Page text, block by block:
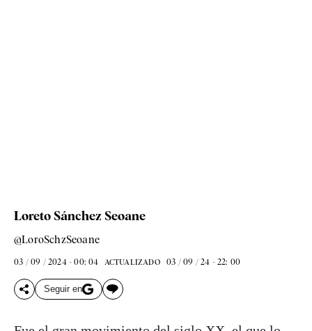
Loreto Sánchez Seoane
@LoroSchzSeoane
03 / 09 / 2024 - 00: 04 ACTUALIZADO 03 / 09 / 24 - 22: 00
Seguir en